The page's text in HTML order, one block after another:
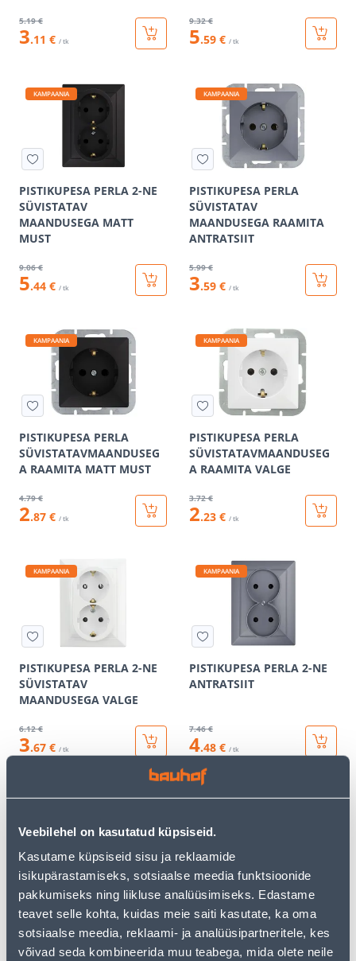
Veebilehel on kasutatud küpsiseid.
Kasutame küpsiseid sisu ja reklaamide
isikupärastamiseks, sotsiaalse meedia funktsioonide
pakkumiseks ning liikluse analüüsimiseks. Edastame
teavet selle kohta, kuidas meie saiti kasutate, ka oma
sotsiaalse meedia, reklaami- ja analüüsipartneritele, kes
võivad seda kombineerida muu teabega, mida olete neile
5.19 €
3.11 € / tk
9.32 €
5.59 € / tk
KAMPAANIA
PISTIKUPESA PERLA 2-NE
SÜVISTATAV
MAANDUSEGA MATT
MUST
9.06 €
5.44 € / tk
KAMPAANIA
PISTIKUPESA PERLA
SÜVISTATAV
MAANDUSEGA RAAMITA
ANTRATSIIT
5.99 €
3.59 € / tk
KAMPAANIA
PISTIKUPESA PERLA
SÜVISTATAVMAANDUSEG
A RAAMITA MATT MUST
4.79 €
2.87 € / tk
KAMPAANIA
PISTIKUPESA PERLA
SÜVISTATAVMAANDUSEG
A RAAMITA VALGE
3.72 €
2.23 € / tk
KAMPAANIA
PISTIKUPESA PERLA 2-NE
SÜVISTATAV
MAANDUSEGA VALGE
6.12 €
3.67 € / tk
KAMPAANIA
PISTIKUPESA PERLA 2-NE
ANTRATSIIT
7.46 €
4.48 € / tk
KAMPAANIA
RAAM PERLA 1-NE
ANTRATSIIT
KAMPAANIA
RAAM PERLA 1-NE MATT
MUST